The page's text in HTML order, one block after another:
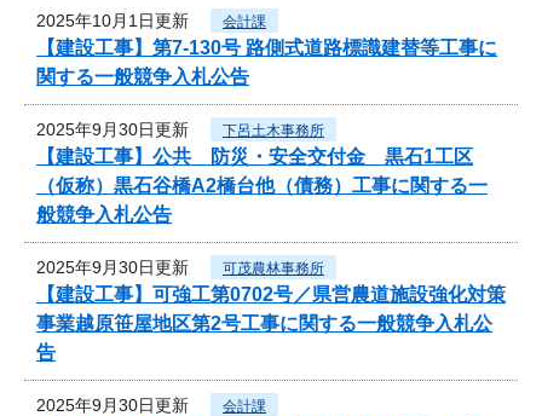
2025年10月1日更新 会計課
【建設工事】第7-130号 路側式道路標識建替等工事に
関する一般競争入札公告
2025年9月30日更新 下呂土木事務所
【建設工事】公共 防災・安全交付金 黒石1工区
（仮称）黒石谷橋A2橋台他（債務）工事に関する一
般競争入札公告
2025年9月30日更新 可茂農林事務所
【建設工事】可強工第0702号／県営農道施設強化対策
事業越原笹屋地区第2号工事に関する一般競争入札公
告
2025年9月30日更新 会計課